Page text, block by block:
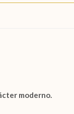
moderno.